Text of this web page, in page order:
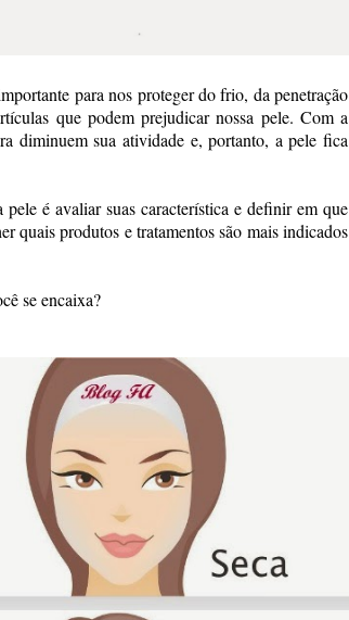
para nos proteger do frio, da penetração
que podem prejudicar nossa pele. Com a
diminuem sua atividade e, portanto, a pele fica
é avaliar suas característica e definir em que
quais produtos e tratamentos são mais indicados
se encaixa?